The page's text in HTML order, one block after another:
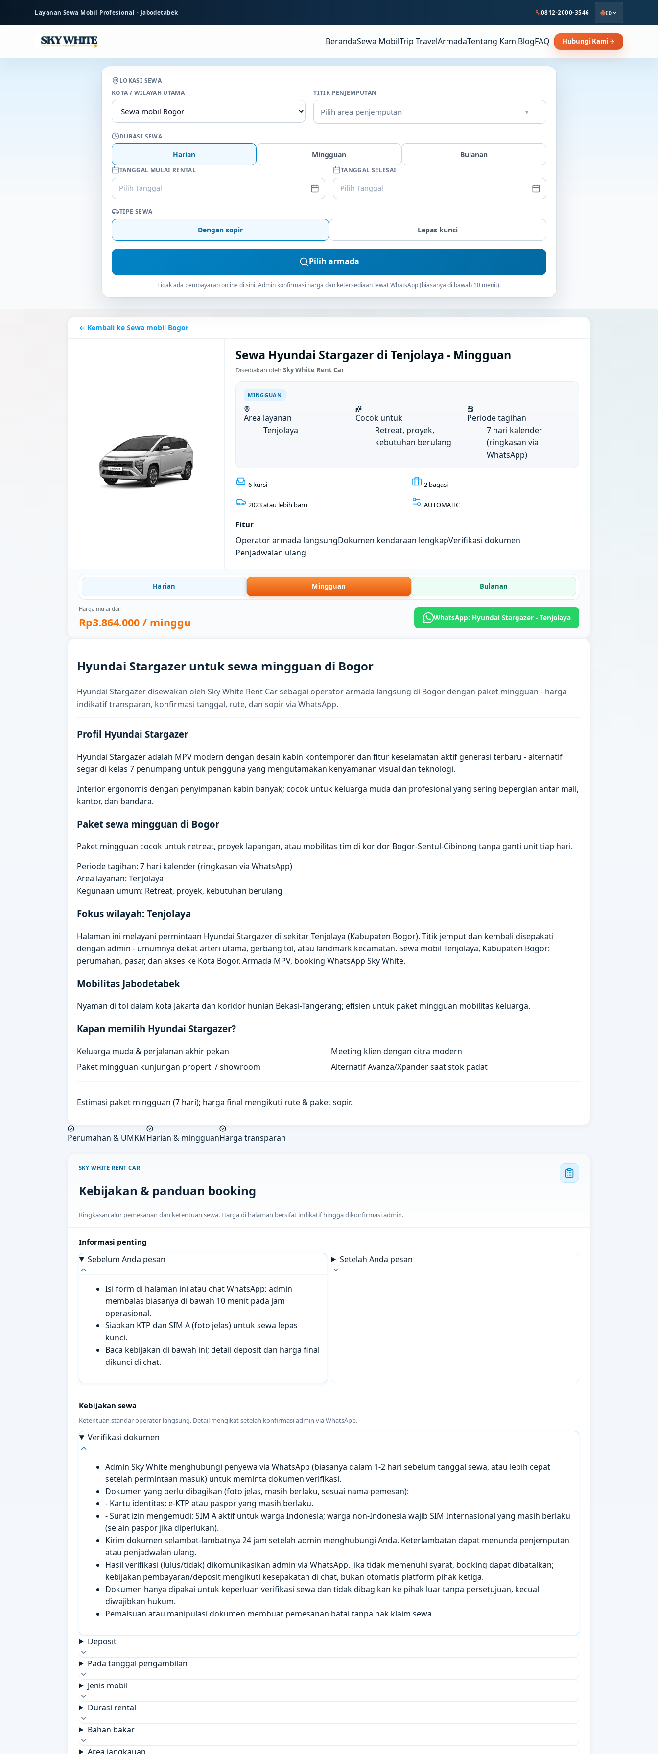
Layanan Sewa Mobil Profesional - Jabodetabek 0812-2000-3546 ID
BerandaSewa MobilTrip TravelArmadaTentang KamiBlogFAQ Hubungi Kami
LOKASI SEWA
KOTA / WILAYAH UTAMA
TITIK PENJEMPUTAN
Pilih area penjemputan ▾
DURASI SEWA
Harian Mingguan Bulanan
TANGGAL MULAI RENTAL
Pilih Tanggal
TANGGAL SELESAI
Pilih Tanggal
TIPE SEWA
Dengan sopir Lepas kunci
Pilih armada
Tidak ada pembayaran online di sini. Admin konfirmasi harga dan ketersediaan lewat WhatsApp (biasanya di bawah 10 menit).
← Kembali ke Sewa mobil Bogor
Sewa Hyundai Stargazer di Tenjolaya - Mingguan
Disediakan oleh Sky White Rent Car
MINGGUAN
Area layanan
Tenjolaya
Cocok untuk
Retreat, proyek,
kebutuhan berulang
Periode tagihan
7 hari kalender
(ringkasan via
WhatsApp)
6 kursi 2 bagasi
2023 atau lebih baru AUTOMATIC
Fitur
Operator armada langsungDokumen kendaraan lengkapVerifikasi dokumen
Penjadwalan ulang
Harian Mingguan Bulanan
Harga mulai dari
Rp3.864.000 / minggu WhatsApp: Hyundai Stargazer - Tenjolaya
Hyundai Stargazer untuk sewa mingguan di Bogor
Hyundai Stargazer disewakan oleh Sky White Rent Car sebagai operator armada langsung di Bogor dengan paket mingguan - harga
indikatif transparan, konfirmasi tanggal, rute, dan sopir via WhatsApp.
Profil Hyundai Stargazer
Hyundai Stargazer adalah MPV modern dengan desain kabin kontemporer dan fitur keselamatan aktif generasi terbaru - alternatif
segar di kelas 7 penumpang untuk pengguna yang mengutamakan kenyamanan visual dan teknologi.
Interior ergonomis dengan penyimpanan kabin banyak; cocok untuk keluarga muda dan profesional yang sering bepergian antar mall,
kantor, dan bandara.
Paket sewa mingguan di Bogor
Paket mingguan cocok untuk retreat, proyek lapangan, atau mobilitas tim di koridor Bogor-Sentul-Cibinong tanpa ganti unit tiap hari.
Periode tagihan: 7 hari kalender (ringkasan via WhatsApp)
Area layanan: Tenjolaya
Kegunaan umum: Retreat, proyek, kebutuhan berulang
Fokus wilayah: Tenjolaya
Halaman ini melayani permintaan Hyundai Stargazer di sekitar Tenjolaya (Kabupaten Bogor). Titik jemput dan kembali disepakati
dengan admin - umumnya dekat arteri utama, gerbang tol, atau landmark kecamatan. Sewa mobil Tenjolaya, Kabupaten Bogor:
perumahan, pasar, dan akses ke Kota Bogor. Armada MPV, booking WhatsApp Sky White.
Mobilitas Jabodetabek
Nyaman di tol dalam kota Jakarta dan koridor hunian Bekasi-Tangerang; efisien untuk paket mingguan mobilitas keluarga.
Kapan memilih Hyundai Stargazer?
Keluarga muda & perjalanan akhir pekan
Meeting klien dengan citra modern
Paket mingguan kunjungan properti / showroom
Alternatif Avanza/Xpander saat stok padat
Estimasi paket mingguan (7 hari); harga final mengikuti rute & paket sopir.
Perumahan & UMKMHarian & mingguanHarga transparan
SKY WHITE RENT CAR
Kebijakan & panduan booking
Ringkasan alur pemesanan dan ketentuan sewa. Harga di halaman bersifat indikatif hingga dikonfirmasi admin.
Informasi penting
Sebelum Anda pesan
Isi form di halaman ini atau chat WhatsApp; admin
membalas biasanya di bawah 10 menit pada jam
operasional.
Siapkan KTP dan SIM A (foto jelas) untuk sewa lepas
kunci.
Baca kebijakan di bawah ini; detail deposit dan harga final
dikunci di chat.
Setelah Anda pesan
Kebijakan sewa
Ketentuan standar operator langsung. Detail mengikat setelah konfirmasi admin via WhatsApp.
Verifikasi dokumen
Admin Sky White menghubungi penyewa via WhatsApp (biasanya dalam 1-2 hari sebelum tanggal sewa, atau lebih cepat
setelah permintaan masuk) untuk meminta dokumen verifikasi.
Dokumen yang perlu dibagikan (foto jelas, masih berlaku, sesuai nama pemesan):
- Kartu identitas: e-KTP atau paspor yang masih berlaku.
- Surat izin mengemudi: SIM A aktif untuk warga Indonesia; warga non-Indonesia wajib SIM Internasional yang masih berlaku
(selain paspor jika diperlukan).
Kirim dokumen selambat-lambatnya 24 jam setelah admin menghubungi Anda. Keterlambatan dapat menunda penjemputan
atau penjadwalan ulang.
Hasil verifikasi (lulus/tidak) dikomunikasikan admin via WhatsApp. Jika tidak memenuhi syarat, booking dapat dibatalkan;
kebijakan pembayaran/deposit mengikuti kesepakatan di chat, bukan otomatis platform pihak ketiga.
Dokumen hanya dipakai untuk keperluan verifikasi sewa dan tidak dibagikan ke pihak luar tanpa persetujuan, kecuali
diwajibkan hukum.
Pemalsuan atau manipulasi dokumen membuat pemesanan batal tanpa hak klaim sewa.
Deposit
Pada tanggal pengambilan
Jenis mobil
Durasi rental
Bahan bakar
Area jangkauan